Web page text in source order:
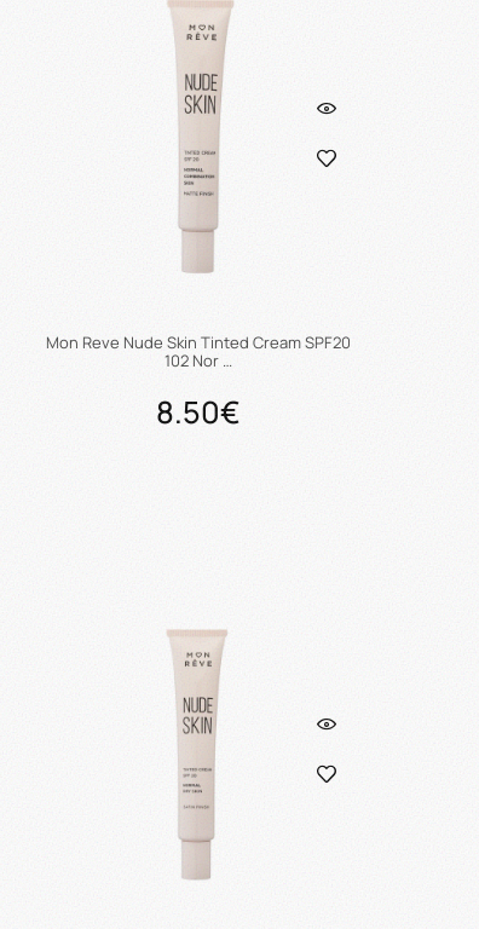
Προσθήκη στο καλάθι
Mon Reve Nude Skin Tinted Cream SPF20
102 Nor …
8.50€
Προσθήκη στο καλάθι